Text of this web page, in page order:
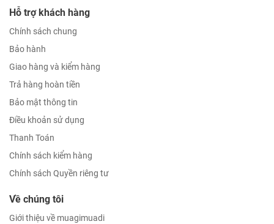
Hỗ trợ khách hàng
Chính sách chung
Bảo hành
Giao hàng và kiểm hàng
Trả hàng hoàn tiền
Bảo mật thông tin
Điều khoản sử dụng
Thanh Toán
Chính sách kiểm hàng
Chính sách Quyền riêng tư
Về chúng tôi
Giới thiệu về muagimuadi